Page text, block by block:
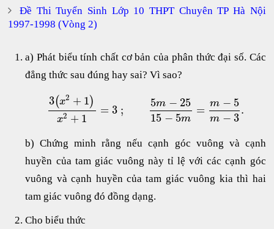
Đề Thi Tuyển Sinh Lớp 10 THPT Chuyên TP Hà Nội
1997-1998 (Vòng 2)
a) Phát biểu tính chất cơ bản của phân thức đại số. Các
đẳng thức sau đúng hay sai? Vì sao?
3(x2 + 1)
x2 + 1
= 3 ;
5m − 25
15 − 5m
= m − 5
m − 3
.
b) Chứng minh rằng nếu cạnh góc vuông và cạnh
huyền của tam giác vuông này tỉ lệ với các cạnh góc
vuông và cạnh huyền của tam giác vuông kia thì hai
tam giác vuông đó đồng dạng.
Cho biểu thức